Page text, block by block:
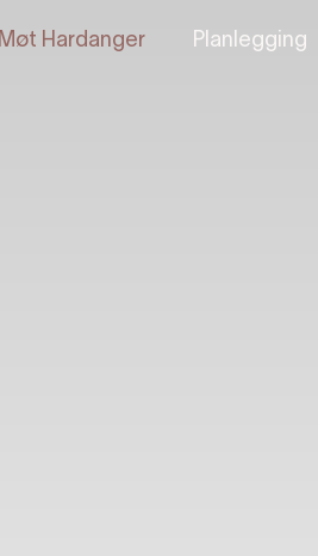
Møt Hardanger Planlegging